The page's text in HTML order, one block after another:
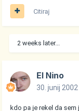
Citiraj
2 weeks later...
El Nino
30. junij 2002
kdo pa je rekel da sem